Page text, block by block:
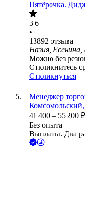
Пятёрочка.
3.6
•
13892 отзыва
Назия, Есенина,
Можно без
Откликнитесь
Откликнуться
Менеджер
41 400 – 55 200 ₽
Без опыта
Выплаты: Два